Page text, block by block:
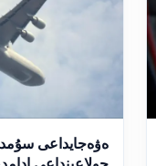
ەۋەجايداعى